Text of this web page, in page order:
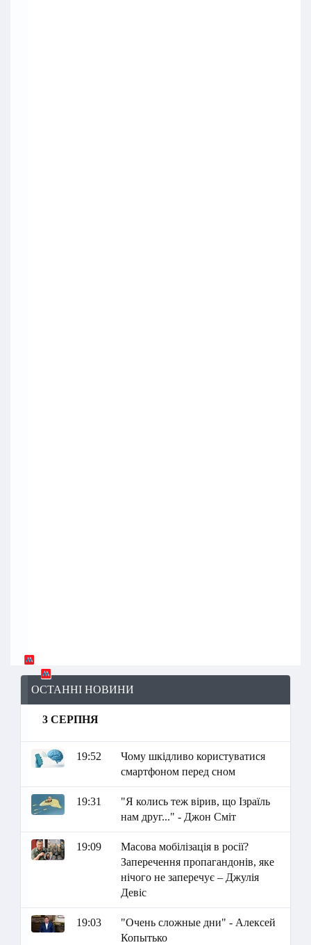
ОСТАННІ НОВИНИ
3 СЕРПНЯ
19:52
Чому шкідливо користуватися
смартфоном перед сном
19:31
"Я колись теж вірив, що Ізраїль
нам друг..." - Джон Сміт
19:09
Масова мобілізація в росії?
Заперечення пропагандонів, яке
нічого не заперечує – Джулія
Девіс
19:03
"Очень сложные дни" - Алексей
Копытько